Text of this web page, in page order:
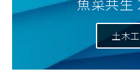
土木